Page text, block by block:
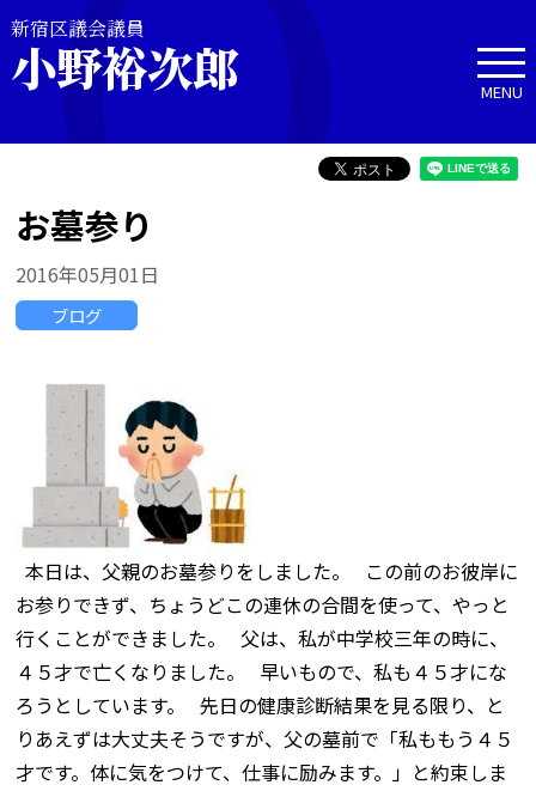
新宿区議会議員
小野裕次郎 MENU
お墓参り
2016年05月01日
ブログ
本日は、父親のお墓参りをしました。 この前のお彼岸に
お参りできず、ちょうどこの連休の合間を使って、やっと
行くことができました。 父は、私が中学校三年の時に、
４５才で亡くなりました。 早いもので、私も４５才にな
ろうとしています。 先日の健康診断結果を見る限り、と
りあえずは大丈夫そうですが、父の墓前で「私ももう４５
才です。体に気をつけて、仕事に励みます。」と約束しま